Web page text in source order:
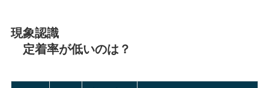
現象認識
定着率が低いのは？